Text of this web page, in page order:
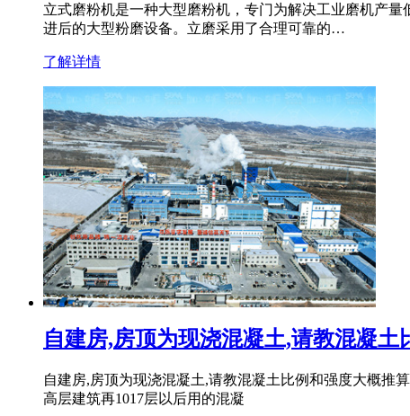
立式磨粉机是一种大型磨粉机，专门为解决工业磨机产
进后的大型粉磨设备。立磨采用了合理可靠的…
了解详情
自建房,房顶为现浇混凝土,请教混凝土
自建房,房顶为现浇混凝土,请教混凝土比例和强度大概推
高层建筑再1017层以后用的混凝